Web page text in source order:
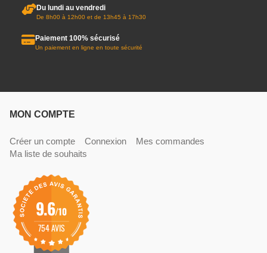
Du lundi au vendredi
De 8h00 à 12h00 et de 13h45 à 17h30
Paiement 100% sécurisé
Un paiement en ligne en toute sécurité
MON COMPTE
Créer un compte Connexion
Mes commandes
Ma liste de souhaits
9.6/10
754 AVIS